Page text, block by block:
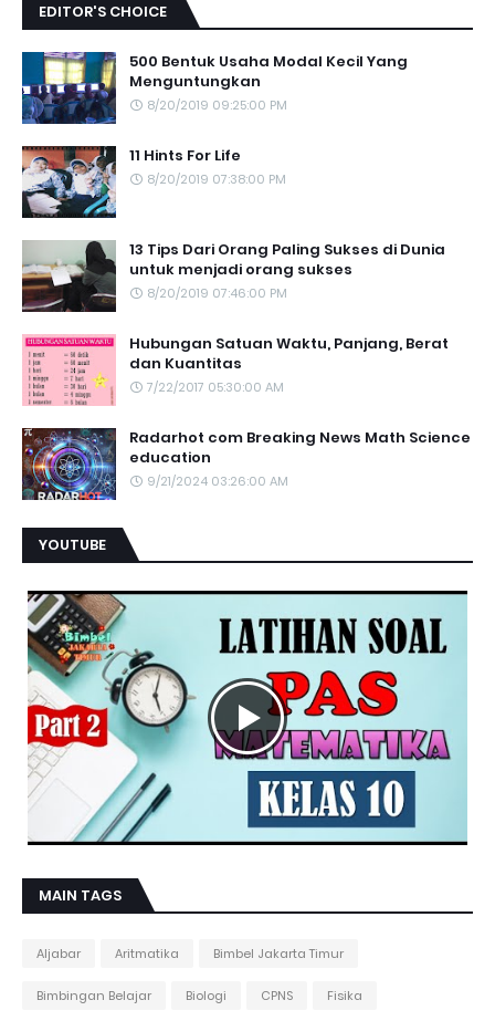
EDITOR'S CHOICE
500 Bentuk Usaha Modal Kecil Yang
Menguntungkan
8/20/2019 09:25:00 PM
11 Hints For Life
8/20/2019 07:38:00 PM
13 Tips Dari Orang Paling Sukses di Dunia
untuk menjadi orang sukses
8/20/2019 07:46:00 PM
Hubungan Satuan Waktu, Panjang, Berat
dan Kuantitas
7/22/2017 05:30:00 AM
Radarhot com Breaking News Math Science
education
9/21/2024 03:26:00 AM
YOUTUBE
MAIN TAGS
Aljabar Aritmatika Bimbel Jakarta Timur
Bimbingan Belajar Biologi CPNS Fisika